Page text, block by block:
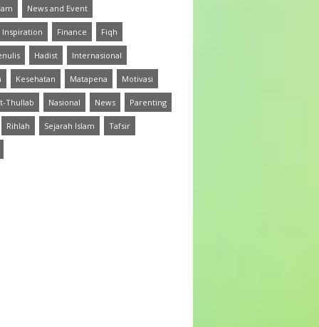
News and Event
Inspiration Finance Fiqh
Hadist Internasional
Kesehatan Matapena Motivasi
Thullab Nasional News Parenting
Rihlah Sejarah Islam Tafsir